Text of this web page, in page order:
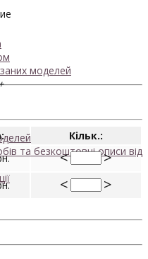
моделей
та безкоштовні описи від
Кільк.:
< >
< >